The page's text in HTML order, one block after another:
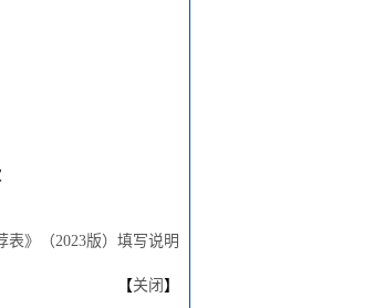
表》（2023版）填写说明
【关闭 】